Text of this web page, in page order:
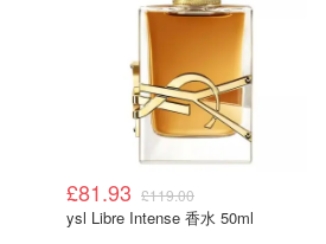
£81.93 £119.00
ysl Libre Intense 香水 50ml